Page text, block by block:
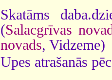
Skatāms
(Salacgrīvas
novads, Vidzeme)
Upes atrašanās